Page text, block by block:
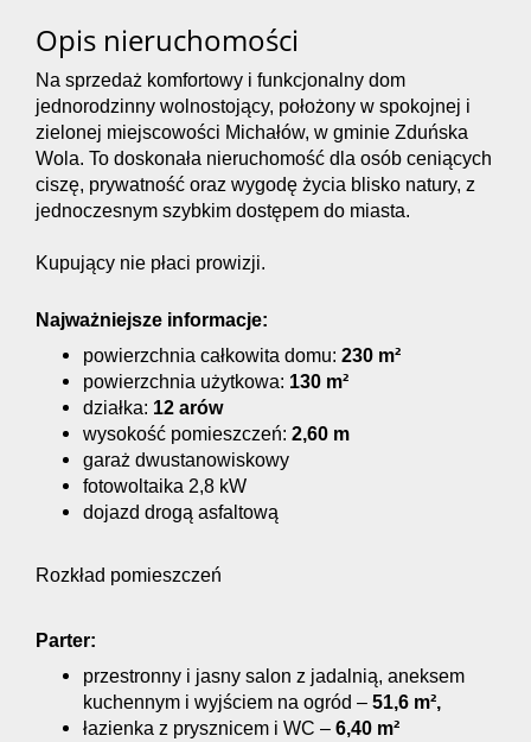
Opis nieruchomości
Na sprzedaż komfortowy i funkcjonalny dom
jednorodzinny wolnostojący, położony w spokojnej i
zielonej miejscowości Michałów, w gminie Zduńska
Wola. To doskonała nieruchomość dla osób ceniących
ciszę, prywatność oraz wygodę życia blisko natury, z
jednoczesnym szybkim dostępem do miasta.
Kupujący nie płaci prowizji.
Najważniejsze informacje:
powierzchnia całkowita domu: 230 m²
powierzchnia użytkowa: 130 m²
działka: 12 arów
wysokość pomieszczeń: 2,60 m
garaż dwustanowiskowy
fotowoltaika 2,8 kW
dojazd drogą asfaltową
Rozkład pomieszczeń
Parter:
przestronny i jasny salon z jadalnią, aneksem
kuchennym i wyjściem na ogród – 51,6 m²,
łazienka z prysznicem i WC – 6,40 m²